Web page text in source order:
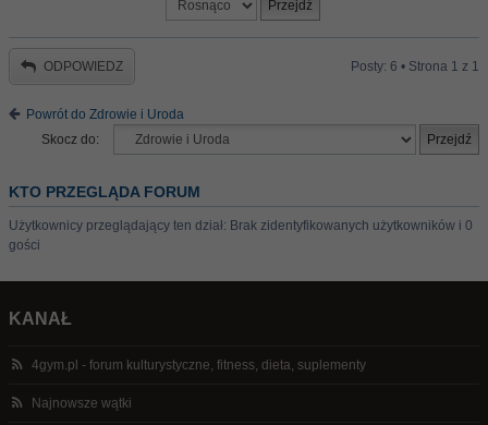
ODPOWIEDZ Posty: 6 • Strona 1 z 1
Powrót do Zdrowie i Uroda
Skocz do:
KTO PRZEGLĄDA FORUM
Użytkownicy przeglądający ten dział: Brak zidentyfikowanych użytkowników i 0
gości
KANAŁ
4gym.pl - forum kulturystyczne, fitness, dieta, suplementy
Najnowsze wątki